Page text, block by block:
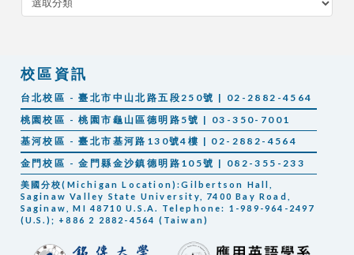
類
校區資訊
台北校區 - 臺北市中山北路五段250號 | 02-2882-4564
桃園校區 - 桃園市龜山區德明路5號 | 03-350-7001
基河校區 - 臺北市基河路130號4樓 | 02-2882-4564
金門校區 - 金門縣金沙鎮德明路105號 | 082-355-233
美國分校(Michigan Location):Gilbertson Hall,
Saginaw Valley State University, 7400 Bay Road,
Saginaw, MI 48710 U.S.A. Telephone: 1-989-964-2497
(U.S.); +886 2 2882-4564 (Taiwan)